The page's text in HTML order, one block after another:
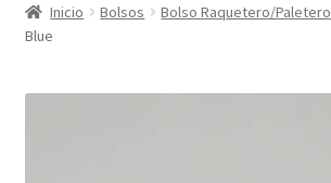
Indumentaria
Bolsos
Inicio Bolsos Bolso Raquetero/Paletero
Blue